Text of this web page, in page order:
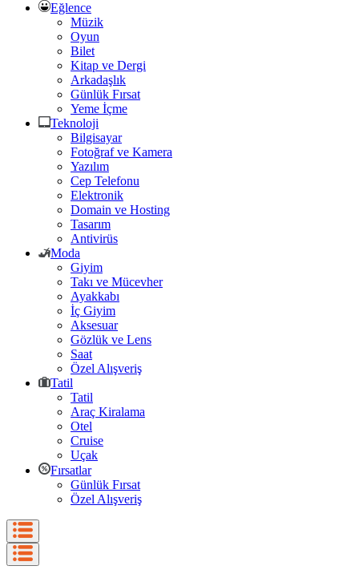
Eğlence
Müzik
Oyun
Bilet
Kitap ve Dergi
Arkadaşlık
Günlük Fırsat
Yeme İçme
Teknoloji
Bilgisayar
Fotoğraf ve Kamera
Yazılım
Cep Telefonu
Elektronik
Domain ve Hosting
Tasarım
Antivirüs
Moda
Giyim
Takı ve Mücevher
Ayakkabı
İç Giyim
Aksesuar
Gözlük ve Lens
Saat
Özel Alışveriş
Tatil
Tatil
Araç Kiralama
Otel
Cruise
Uçak
Fırsatlar
Günlük Fırsat
Özel Alışveriş